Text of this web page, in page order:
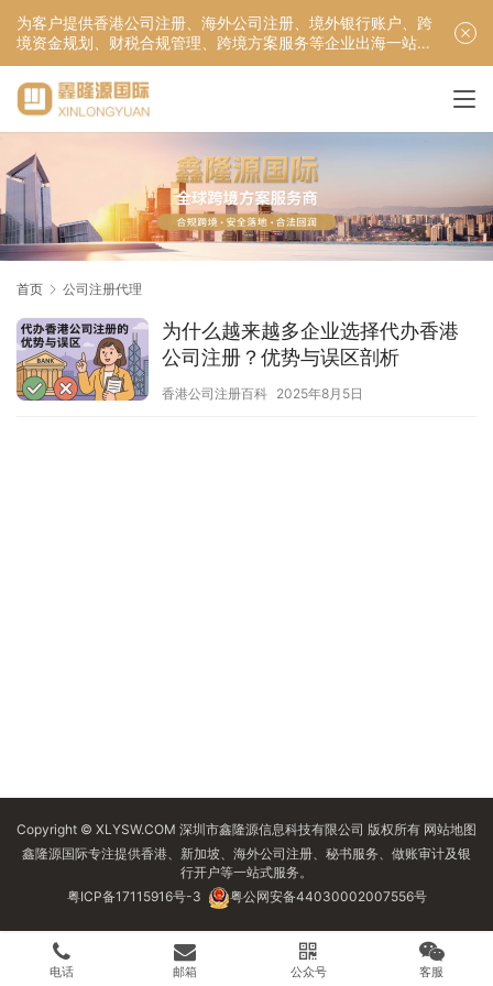
为客户提供香港公司注册、海外公司注册、境外银行账户、跨
境资金规划、财税合规管理、跨境方案服务等企业出海一站式
服务！
首页 公司注册代理
为什么越来越多企业选择代办香港
公司注册？优势与误区剖析
香港公司注册百科 2025年8月5日
Copyright © XLYSW.COM 深圳市鑫隆源信息科技有限公司 版权所有 网站地图
鑫隆源国际专注提供香港、新加坡、海外公司注册、秘书服务、做账审计及银
行开户等一站式服务。
粤ICP备17115916号-3
粤公网安备44030002007556号
电话 邮箱 公众号 客服